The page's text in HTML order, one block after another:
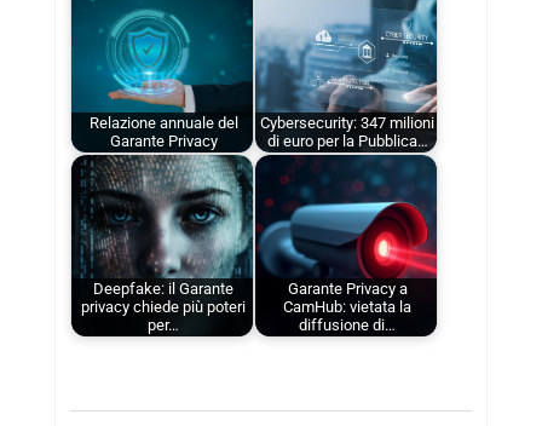
Relazione annuale del
Garante Privacy
Cybersecurity: 347 milioni
di euro per la Pubblica…
Deepfake: il Garante
privacy chiede più poteri
per…
Garante Privacy a
CamHub: vietata la
diffusione di…